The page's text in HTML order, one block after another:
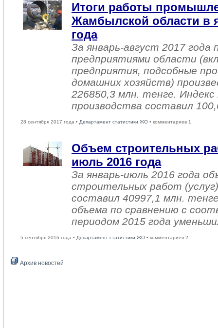
Итоги работы
Жамбылской области в
года
За январь-август 2017
предприятиями области
предприятия, подсобные
домашних хозяйств)
226850,3 млн. тенге.
производства составил
28 сентября 2017 года • Департамент статистики ЖО • комментариев 1
Объем строительных
июль 2016 года
За январь-июль 2016 года
строительных работ
составил 40997,1 млн.
объема по сравнению с
периодом 2015 года
5 сентября 2016 года • Департамент статистики ЖО • комментариев 2
Архив новостей